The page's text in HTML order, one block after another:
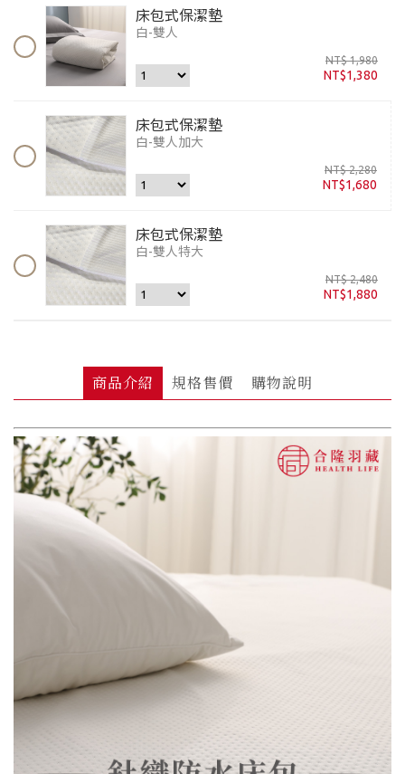
床包式保潔墊
白-雙人
NT$1,380
NT$ 1,980
床包式保潔墊
白-雙人加大
NT$1,680
NT$ 2,280
床包式保潔墊
白-雙人特大
NT$1,880
NT$ 2,480
商品介紹 規格售價 購物說明